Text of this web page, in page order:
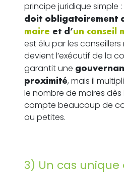
principe juridique simple :
doit obligatoirement
maire et d’un conseil
est élu par les
devient l’exécutif de la
garantit une
proximité, mais il
le nombre de maires dès
compte beaucoup de
ou petites.
3) Un cas unique